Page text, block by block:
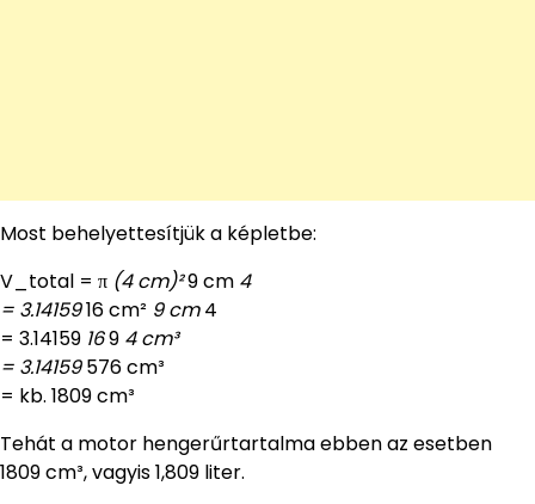
Most behelyettesítjük a képletbe:
V_total = π (4 cm)²9 cm 4
= 3.1415916 cm² 9 cm4
= 3.14159 169 4 cm³
= 3.14159576 cm³
= kb. 1809 cm³
Tehát a motor hengerűrtartalma ebben az esetben
1809 cm³, vagyis 1,809 liter.